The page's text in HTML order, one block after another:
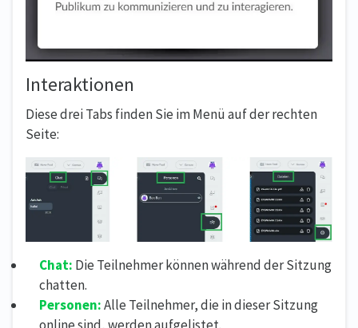
Interaktionen
Diese drei Tabs finden Sie im Menü auf der rechten
Seite:
Chat: Die Teilnehmer können während der Sitzung
chatten.
Personen:Alle Teilnehmer, die in dieser Sitzung